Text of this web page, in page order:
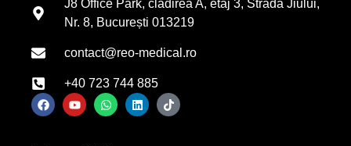
J8 Office Park, clădirea A, etaj 3, Strada Jiului,
Nr. 8, București 013219
contact@reo-medical.ro
+40 723 744 885